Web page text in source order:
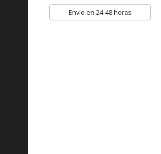
Envío en 24-48 horas